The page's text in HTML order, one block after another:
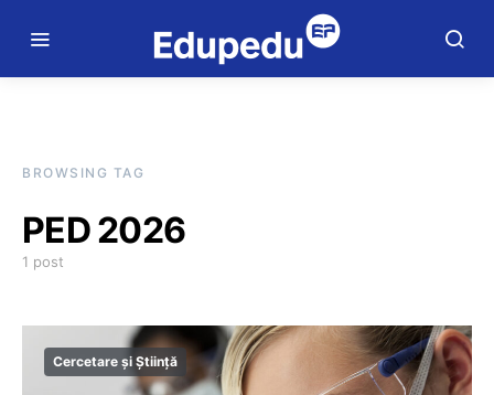
BROWSING TAG
PED 2026
1 post
Cercetare și Știință